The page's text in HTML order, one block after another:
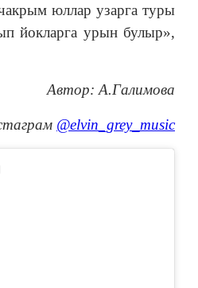
юллар узарга туры
йокларга урын булыр»,
Автор: А.Галимова
@elvin_grey_music